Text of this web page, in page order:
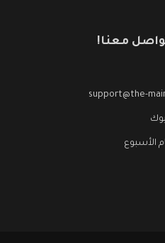
معنا!
support@the-
الأسبوع